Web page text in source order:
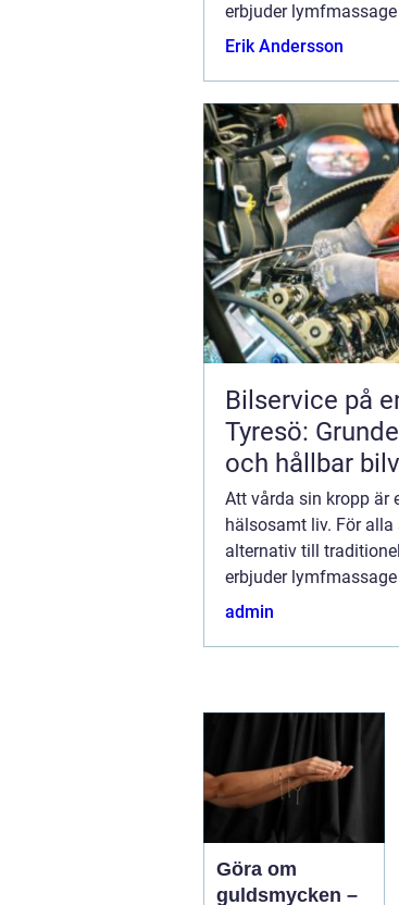
erbjuder
effektivt sätt att
Erik Andersson
Bilservice på
Tyresö:
och hållbar
Att vårda sin kropp är
hälsosamt liv. För
alternativ till
erbjuder
effektivt sätt att
admin
Göra om
guldsmycken –